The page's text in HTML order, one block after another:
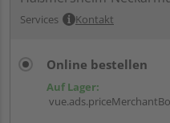
Services Kontakt
Online bestellen
Auf Lager: